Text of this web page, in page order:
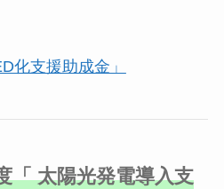
化支援助成金」
「 太陽光発電導入支